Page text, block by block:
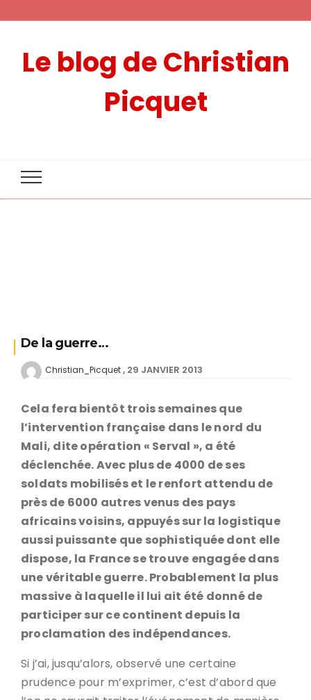
Le blog de Christian
Picquet
De la guerre…
Christian_Picquet 29 JANVIER 2013
Cela fera bientôt trois semaines que
l’intervention française dans le nord du
Mali, dite opération « Serval », a été
déclenchée. Avec plus de 4000 de ses
soldats mobilisés et le renfort attendu de
près de 6000 autres venus des pays
africains voisins, appuyés sur la logistique
aussi puissante que sophistiquée dont elle
dispose, la France se trouve engagée dans
une véritable guerre. Probablement la plus
massive à laquelle il lui ait été donné de
participer sur ce continent depuis la
proclamation des indépendances.
Si j’ai, jusqu’alors, observé une certaine
prudence pour m’exprimer, c’est d’abord que